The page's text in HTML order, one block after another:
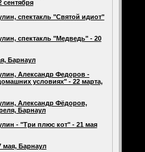
сентября
спектакль "Святой идиот"
спектакль "Медведь" - 20
Барнаул
Александр Федоров -
условиях" - 22 марта,
Александр Фёдоров,
Барнаул
- "Три плюс кот" - 21 мая
Барнаул